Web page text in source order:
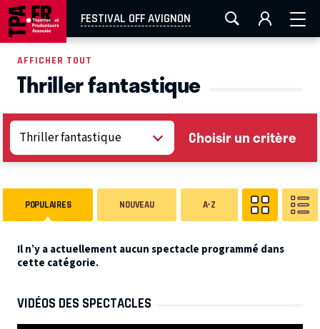
FESTIVAL OFF AVIGNON
AIX-MARSEILLE AURAY CAEN LA ROCHELLE
EN TOURNÉE
AFFICHER TOUT
Thriller fantastique
Choisir un critère
POPULAIRES NOUVEAU A-Z
Il n’y a actuellement aucun spectacle programmé dans
cette catégorie.
VIDÉOS DES SPECTACLES